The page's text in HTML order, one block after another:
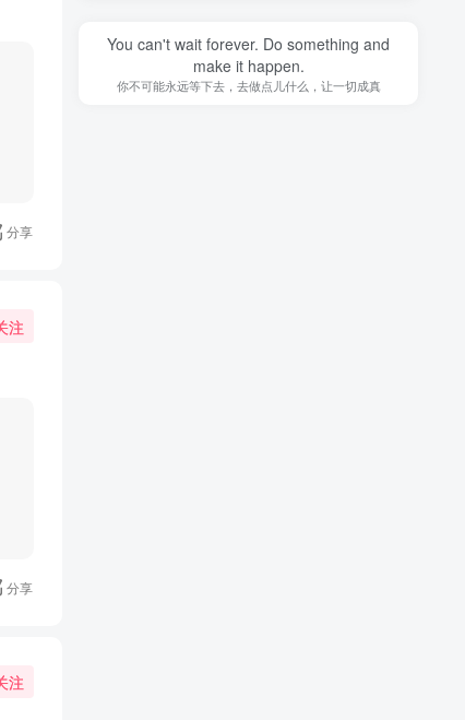
分享
注
分享
注
You can't wait forever. Do something and
make it happen.
你不可能永远等下去，去做点儿什么，让一切成真